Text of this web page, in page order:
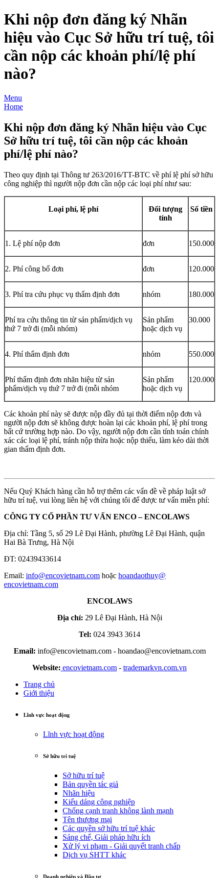
Khi nộp đơn đăng ký Nhãn
hiệu vào Cục Sở hữu trí tuệ, tôi
cần nộp các khoản phí/lệ phí
nào?
Menu
Home
Khi nộp đơn đăng ký Nhãn hiệu vào Cục
Sở hữu trí tuệ, tôi cần nộp các khoản
phí/lệ phí nào?
Theo quy định tại Thông tư 263/2016/TT-BTC về phí lệ phí sở hữu
công nghiệp thì người nộp đơn cần nộp các loại phí như sau:
Loại phí, lệ phí
Đối tượng
tính
Số tiền
1. Lệ phí nộp đơn đơn 150.000
2. Phí công bố đơn đơn 120.000
3. Phí tra cứu phục vụ thẩm định đơn nhóm 180.000
Phí tra cứu thông tin từ sản phẩm/dịch vụ
thứ 7 trở đi (mỗi nhóm)
Sản phẩm
hoặc dịch vụ
30.000
4. Phí thẩm định đơn nhóm 550.000
Phí thẩm định đơn nhãn hiệu từ sản
phẩm/dịch vụ thứ 7 trở đi (mỗi nhóm
Sản phẩm
hoặc dịch vụ
120.000
Các khoản phí này sẽ được nộp đầy đủ tại thời điểm nộp đơn và
người nộp đơn sẽ không được hoàn lại các khoản phí, lệ phí trong
bất cứ trường hợp nào. Do vậy, người nộp đơn cần tính toán chính
xác các loại lệ phí, tránh nộp thừa hoặc nộp thiếu, làm kéo dài thời
gian thẩm định đơn.
Nếu Quý Khách hàng cần hỗ trợ thêm các vấn đề về pháp luật sở
hữu trí tuệ, vui lòng liên hệ với chúng tôi để được tư vấn miễn phí:
CÔNG TY CỔ PHẦN TƯ VẤN ENCO – ENCOLAWS
Địa chỉ: Tầng 5, số 29 Lê Đại Hành, phường Lê Đại Hành, quận
Hai Bà Trưng, Hà Nội
ĐT: 02439433614
Email: info​@​encovietnam.com hoặc hoandaothuy​@
encovietnam.com
ENCOLAWS
Địa chỉ: 29 Lê Đại Hành, Hà Nội
Tel: 024 3943 3614
Email: info@encovietnam.com- hoandao@encovietnam.com
Website: encovietnam.com - trademarkvn.com.vn
Trang chủ
Giới thiệu
Lĩnh vực hoạt động
Lĩnh vực hoạt động
Sở hữu trí tuệ
Sở hữu trí tuệ
Bản quyền tác giả
Nhãn hiệu
Kiểu dáng công nghiệp
Chống cạnh tranh không lành mạnh
Tên thương mại
Các quyền sở hữu trí tuệ khác
Sáng chế, Giải pháp hữu ích
Xử lý vi phạm - Giải quyết tranh chấp
Dịch vụ SHTT khác
Doanh nghiệp và Đầu tư